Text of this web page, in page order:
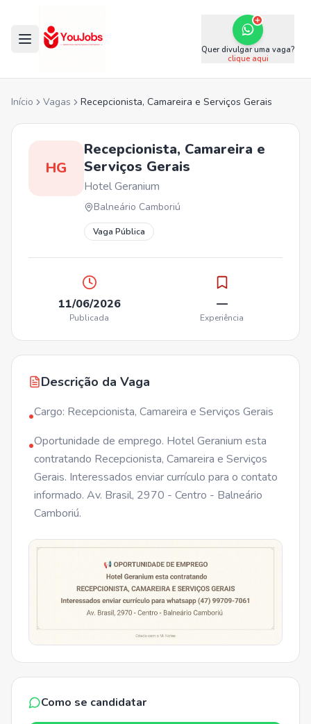
Quer divulgar uma vaga?
clique aqui
Início Vagas Recepcionista, Camareira e Serviços Gerais
HG
Recepcionista, Camareira e
Serviços Gerais
Hotel Geranium
Balneário Camboriú
Vaga Pública
11/06/2026
Publicada
—
Experiência
Descrição da Vaga
•Cargo: Recepcionista, Camareira e Serviços Gerais
•Oportunidade de emprego. Hotel Geranium esta
contratando Recepcionista, Camareira e Serviços
Gerais. Interessados enviar currículo para o contato
informado. Av. Brasil, 2970 - Centro - Balneário
Camboriú.
Como se candidatar